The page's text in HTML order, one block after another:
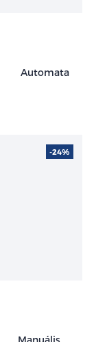
Automata
Manuális
-24%